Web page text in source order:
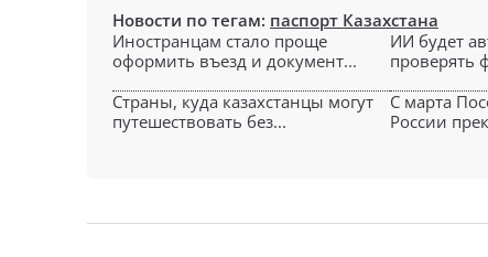
Новости по тегам: паспорт Казахстана
Иностранцам стало проще
оформить въезд и документ...
ИИ будет
проверять
Страны, куда казахстанцы могут
путешествовать без...
С марта
России